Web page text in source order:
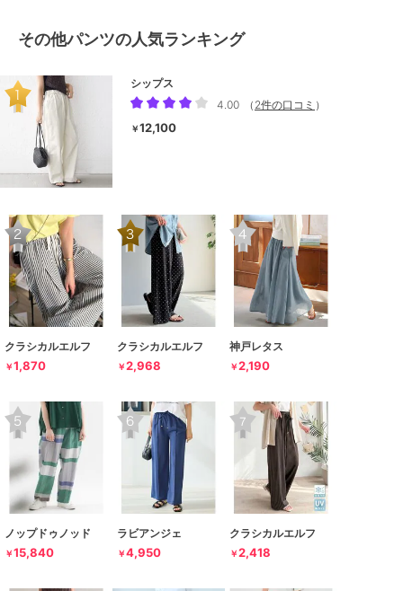
その他パンツの人気ランキング
シップス
4.00
（ 2件の口コミ ）
￥12,100
クラシカルエルフ
￥1,870
クラシカルエルフ
￥2,968
神戸レタス
￥2,190
ノップドゥノッド
￥15,840
ラビアンジェ
￥4,950
クラシカルエルフ
￥2,418